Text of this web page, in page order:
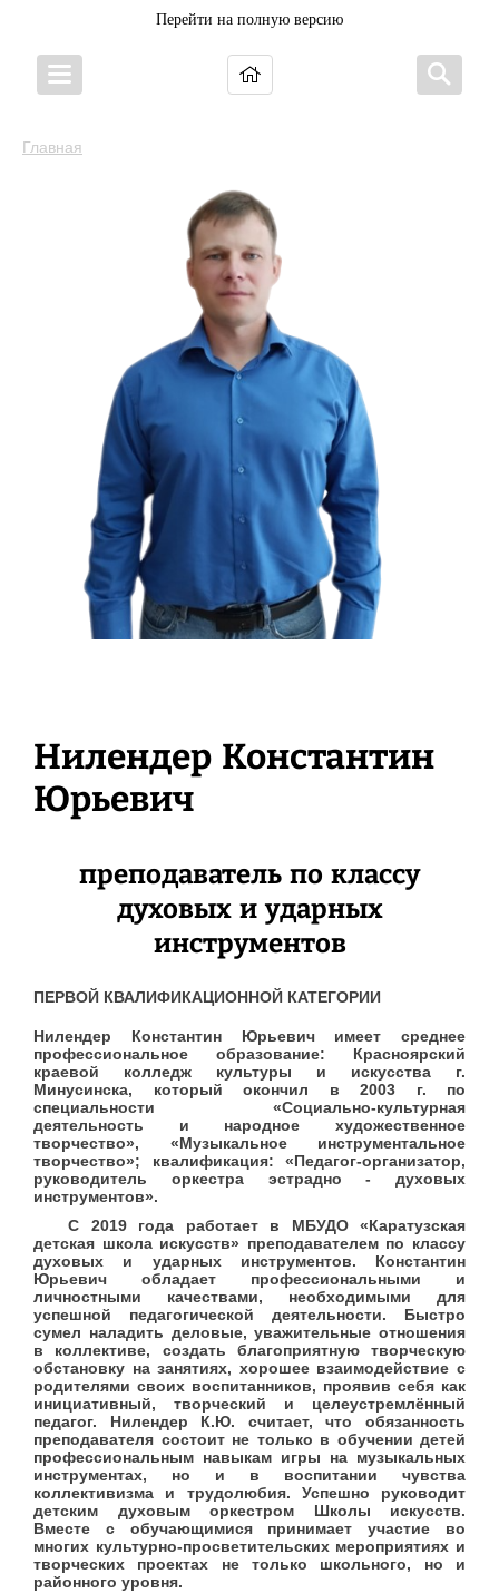
Перейти на полную версию
Главная
Нилендер Константин
Юрьевич
преподаватель по классу
духовых и ударных
инструментов
ПЕРВОЙ КВАЛИФИКАЦИОННОЙ КАТЕГОРИИ
Нилендер Константин Юрьевич имеет среднее
профессиональное образование: Красноярский
краевой колледж культуры и искусства г.
Минусинска, который окончил в 2003 г. по
специальности «Социально-культурная
деятельность и народное художественное
творчество», «Музыкальное инструментальное
творчество»; квалификация: «Педагог-организатор,
руководитель оркестра эстрадно - духовых
инструментов».
С 2019 года работает в МБУДО «Каратузская
детская школа искусств» преподавателем по классу
духовых и ударных инструментов. Константин
Юрьевич обладает профессиональными и
личностными качествами, необходимыми для
успешной педагогической деятельности. Быстро
сумел наладить деловые, уважительные отношения
в коллективе, создать благоприятную творческую
обстановку на занятиях, хорошее взаимодействие с
родителями своих воспитанников, проявив себя как
инициативный, творческий и целеустремлённый
педагог. Нилендер К.Ю. считает, что обязанность
преподавателя состоит не только в обучении детей
профессиональным навыкам игры на музыкальных
инструментах, но и в воспитании чувства
коллективизма и трудолюбия. Успешно руководит
детским духовым оркестром Школы искусств.
Вместе с обучающимися принимает участие во
многих культурно-просветительских мероприятиях и
творческих проектах не только школьного, но и
районного уровня.